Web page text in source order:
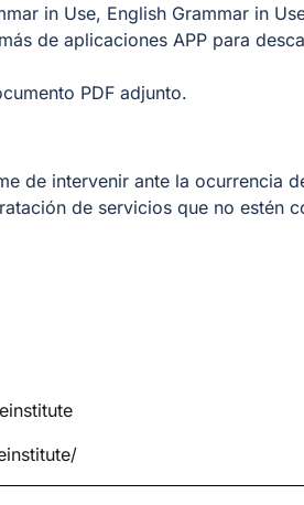
in Use, English Grammar in
de aplicaciones APP para
PDF adjunto.
de intervenir ante la ocurrencia
de servicios que no estén